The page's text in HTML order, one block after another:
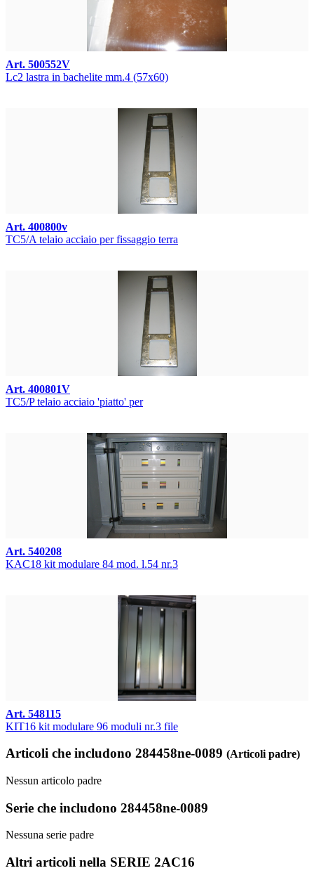
Art. 500552V
Lc2 lastra in bachelite mm.4 (57x60)
Art. 400800v
TC5/A telaio acciaio per fissaggio terra
Art. 400801V
TC5/P telaio acciaio 'piatto' per
Art. 540208
KAC18 kit modulare 84 mod. l.54 nr.3
Art. 548115
KIT16 kit modulare 96 moduli nr.3 file
Articoli che includono 284458ne-0089 (Articoli padre)
Nessun articolo padre
Serie che includono 284458ne-0089
Nessuna serie padre
Altri articoli nella SERIE 2AC16